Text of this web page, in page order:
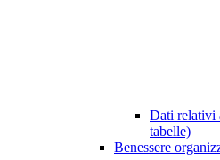
Dati relativi
tabelle)
Benessere